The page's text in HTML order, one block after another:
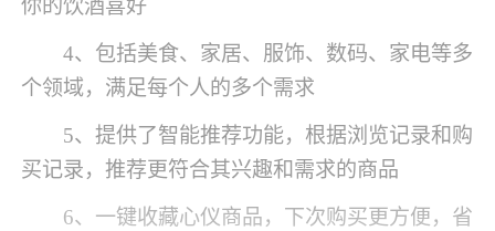
你的饮酒喜好
4、包括美食、家居、服饰、数码、家电等多
个领域，满足每个人的多个需求
5、提供了智能推荐功能，根据浏览记录和购
买记录，推荐更符合其兴趣和需求的商品
6、一键收藏心仪商品，下次购买更方便，省